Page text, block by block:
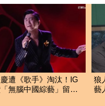
遭《歌手》淘汰！IG
無腦中國綜藝」留
狼
藝